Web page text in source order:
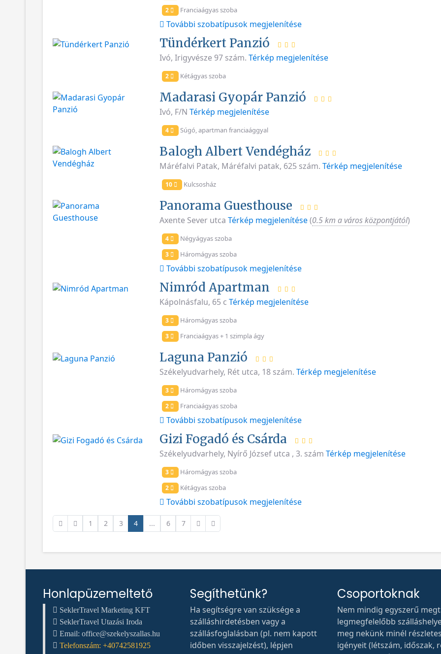
2 Franciaágyas szoba
További szobatípusok megjelenítése
Tündérkert Panzió
Ivó, Irigyvésze 97 szám. Térkép megjelenítése
2 Kétágyas szoba
Madarasi Gyopár Panzió
Ivó, F/N Térkép megjelenítése
4 Súgó, apartman franciaággyal
Balogh Albert Vendégház
Máréfalvi Patak, Máréfalvi patak, 625 szám. Térkép megjelenítése
10 Kulcsosház
Panorama Guesthouse
Axente Sever utca Térkép megjelenítése(0.5 km a város központjától)
4 Négyágyas szoba
3 Háromágyas szoba
További szobatípusok megjelenítése
Nimród Apartman
Kápolnásfalu, 65 c Térkép megjelenítése
3 Háromágyas szoba
3 Franciaágyas + 1 szimpla ágy
Laguna Panzió
Székelyudvarhely, Rét utca, 18 szám. Térkép megjelenítése
3 Háromágyas szoba
2 Franciaágyas szoba
További szobatípusok megjelenítése
Gizi Fogadó és Csárda
Székelyudvarhely, Nyírő József utca , 3. szám Térkép megjelenítése
3 Háromágyas szoba
2 Kétágyas szoba
További szobatípusok megjelenítése
1 2 3 4 ... 6 7
Honlapüzemeltető
SeklerTravel Marketing KFT
SeklerTravel Utazási Iroda
Email: office@szekelyszallas.hu
Telefonszám: +40742581925
Segíthetünk?
Ha segítségre van szüksége a
szálláshirdetésben vagy a
szállásfoglalásban (pl. nem kapott
időben visszajelzést), lépjen
Csoportoknak
Nem mindig egyszerű
legmegfelelőbb
meg nekünk minél
igényeit (létszám, időszak,